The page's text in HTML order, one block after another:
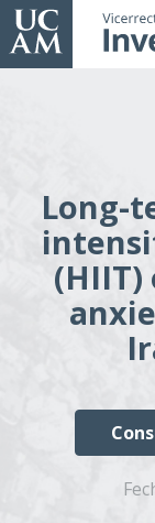
Pasar
al
Long-
(HIIT)